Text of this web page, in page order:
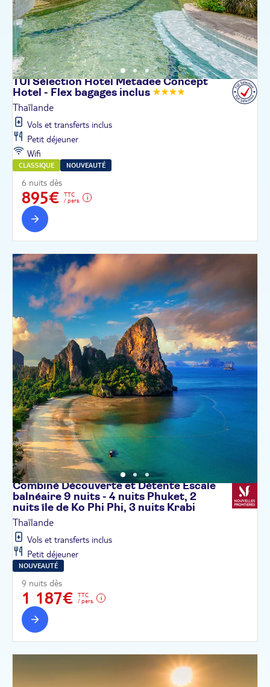
TUI Sélection Hôtel Metadee Concept
Hotel - Flex bagages inclus
Thaïlande
Vols et transferts inclus
Petit déjeuner
Wifi
CLASSIQUE NOUVEAUTÉ
6 nuits dès
895€
TTC
/ pers.
Combiné Découverte et Détente Escale
balnéaire 9 nuits - 4 nuits Phuket, 2
nuits île de Ko Phi Phi, 3 nuits Krabi
Thaïlande
Vols et transferts inclus
Petit déjeuner
NOUVEAUTÉ
9 nuits dès
1 187€
TTC
/ pers.